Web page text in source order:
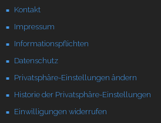
Kontakt
Impressum
Informationspflichten
Datenschutz
Privatsphäre-Einstellungen ändern
Historie der Privatsphäre-Einstellungen
Einwilligungen widerrufen